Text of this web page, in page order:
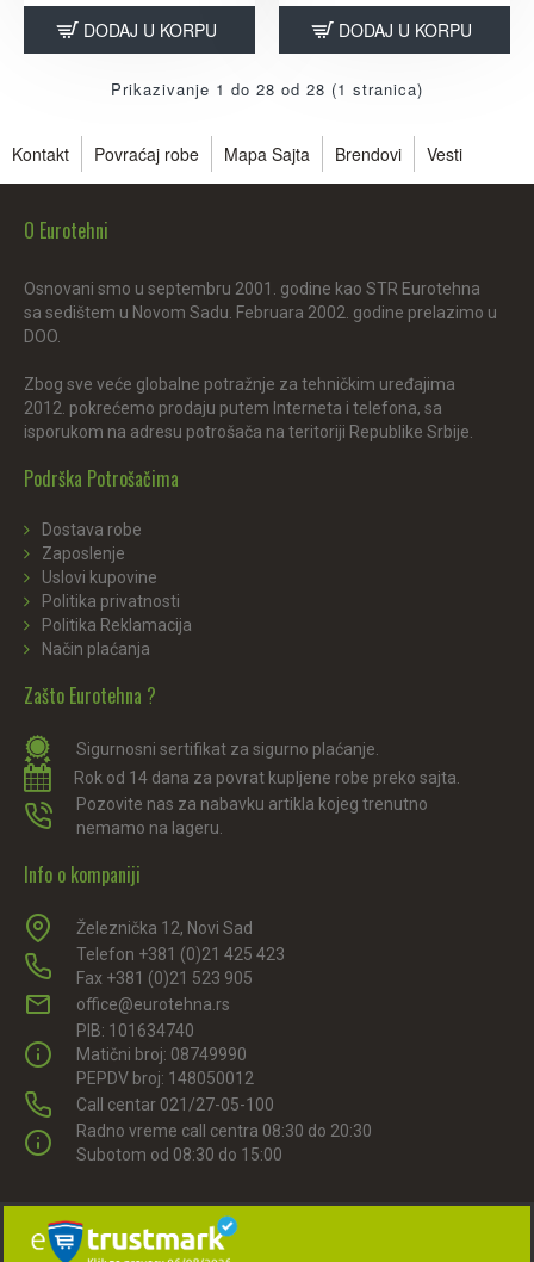
DODAJ U KORPU DODAJ U KORPU
Prikazivanje 1 do 28 od 28 (1 stranica)
Kontakt Povraćaj robe Mapa Sajta Brendovi Vesti
O Eurotehni
Osnovani smo u septembru 2001. godine kao STR Eurotehna
sa sedištem u Novom Sadu. Februara 2002. godine prelazimo u
DOO.
Zbog sve veće globalne potražnje za tehničkim uređajima
2012. pokrećemo prodaju putem Interneta i telefona, sa
isporukom na adresu potrošača na teritoriji Republike Srbije.
Podrška Potrošačima
Dostava robe
Zaposlenje
Uslovi kupovine
Politika privatnosti
Politika Reklamacija
Način plaćanja
Zašto Eurotehna ?
Sigurnosni sertifikat za sigurno plaćanje.
Rok od 14 dana za povrat kupljene robe preko sajta.
Pozovite nas za nabavku artikla kojeg trenutno
nemamo na lageru.
Info o kompaniji
Železnička 12, Novi Sad
Telefon +381 (0)21 425 423
Fax +381 (0)21 523 905
office@eurotehna.rs
PIB: 101634740
Matični broj: 08749990
PEPDV broj: 148050012
Call centar 021/27-05-100
Radno vreme call centra 08:30 do 20:30
Subotom od 08:30 do 15:00